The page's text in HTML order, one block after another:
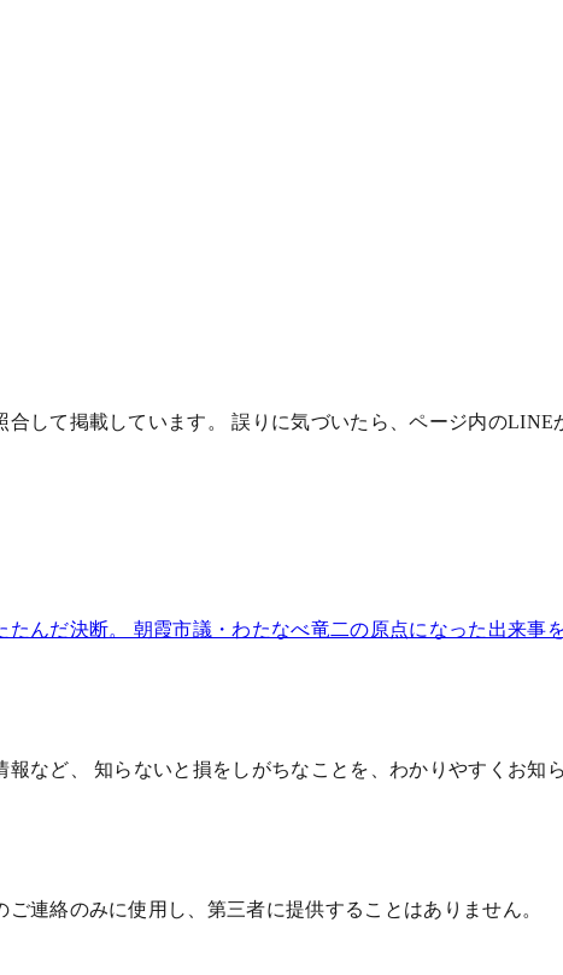
して掲載しています。 誤りに気づいたら、ページ内のLINE
んだ決断。 朝霞市議・わたなべ竜二の原点になった出来事
など、 知らないと損をしがちなことを、わかりやすくお知
連絡のみに使用し、第三者に提供することはありません。